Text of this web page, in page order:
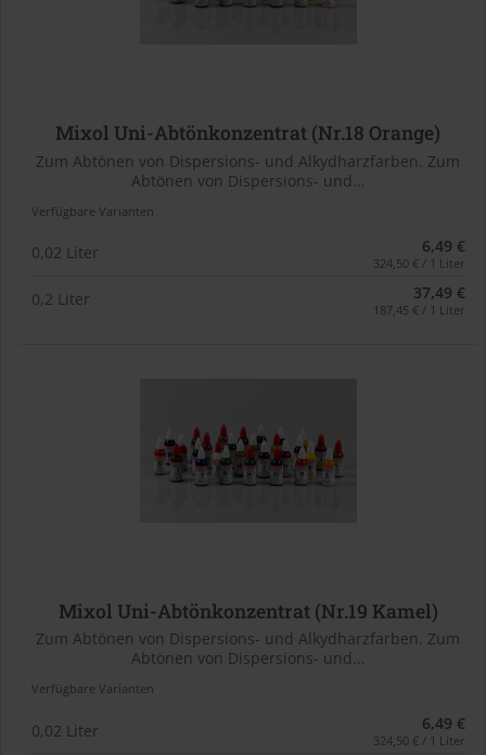
Mixol Uni-Abtönkonzentrat (Nr.18 Orange)
Zum Abtönen von Dispersions- und Alkydharzfarben. Zum
Abtönen von Dispersions- und...
Verfügbare Varianten
0,02 Liter 6,49 €
324,50 € / 1 Liter
0,2 Liter 37,49 €
187,45 € / 1 Liter
Mixol Uni-Abtönkonzentrat (Nr.19 Kamel)
Zum Abtönen von Dispersions- und Alkydharzfarben. Zum
Abtönen von Dispersions- und...
Verfügbare Varianten
0,02 Liter 6,49 €
324,50 € / 1 Liter